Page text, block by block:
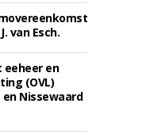
van Esch.
eeheer en
(OVL)
Nissewaard